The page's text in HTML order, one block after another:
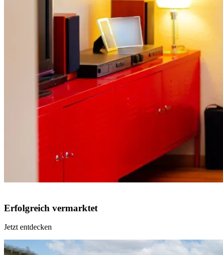
Erfolgreich vermarktet
Jetzt entdecken